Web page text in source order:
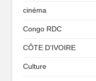
cinéma
Congo RDC
CÔTE D’IVOIRE
Culture